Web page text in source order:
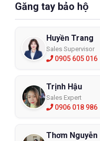
Găng tay bảo hộ
Huyền Trang
Sales Supervisor
0905 605 016
Trịnh Hậu
Sales Expert
0906 018 986
Thơm Nguyễn